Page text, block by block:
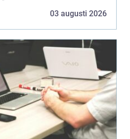
03 augusti 2026